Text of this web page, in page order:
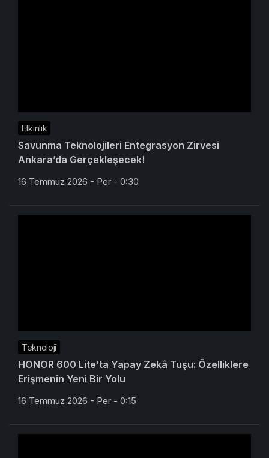
Etkinlik
Savunma Teknolojileri Entegrasyon Zirvesi
Ankara’da Gerçekleşecek!
16 Temmuz 2026 - Per - 0:30
Teknoloji
HONOR 600 Lite’ta Yapay Zekâ Tuşu: Özelliklere
Erişmenin Yeni Bir Yolu
16 Temmuz 2026 - Per - 0:15